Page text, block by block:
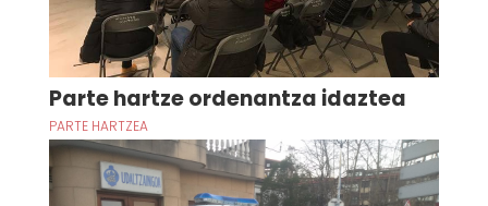
Parte hartze ordenantza idaztea
PARTE HARTZEA